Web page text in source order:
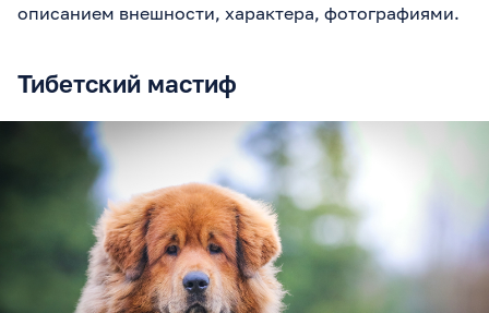
описанием внешности, характера, фотографиями.
Тибетский мастиф